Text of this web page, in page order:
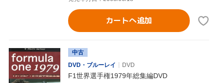
カートへ追加
中古
DVD・ブルーレイ
DVD
F1世界選手権1979年総集編DVD